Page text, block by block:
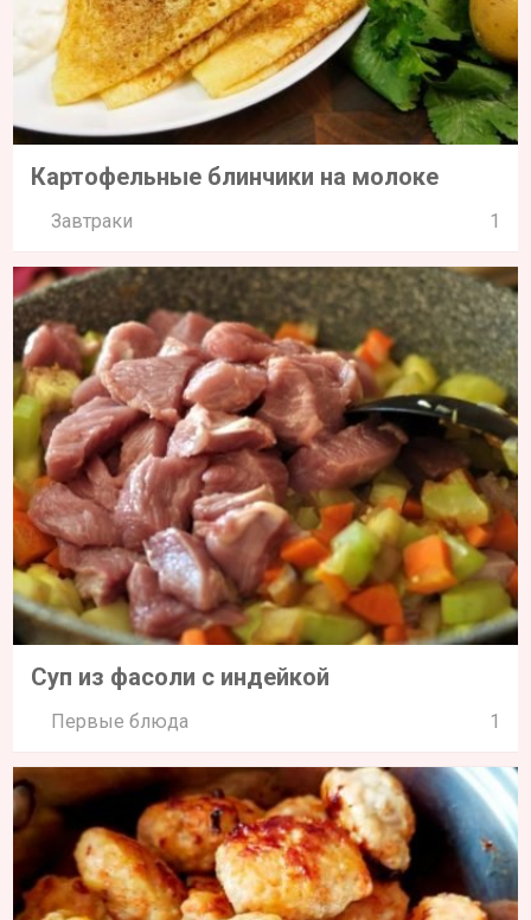
Картофельные блинчики на молоке
Завтраки 1
Суп из фасоли с индейкой
Первые блюда 1